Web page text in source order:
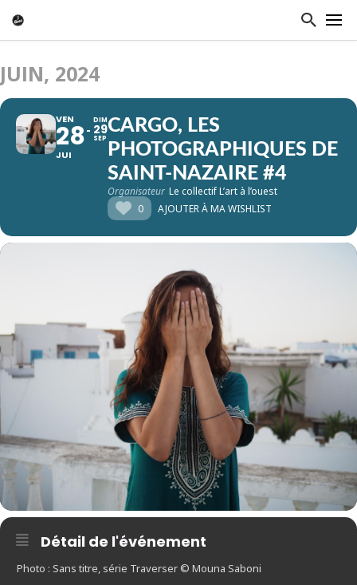
JUIN, 2024
VEN
28
JUI
DIM
29
SEP
CARGO, LES
PHOTOGRAPHIQUES DE
SAINT-NAZAIRE #4
Organisateur Le collectif L’art à l’ouest
0
AJOUTER À MA WISHLIST
Détail de l'événement
Photo : Sans titre, série Traverser © Mouna Saboni